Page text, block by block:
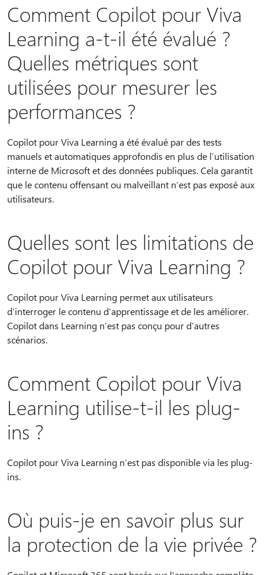
Comment Copilot pour Viva
Learning a-t-il été évalué ?
Quelles métriques sont
utilisées pour mesurer les
performances ?
Copilot pour Viva Learning a été évalué par des tests
manuels et automatiques approfondis en plus de l’utilisation
interne de Microsoft et des données publiques. Cela garantit
que le contenu offensant ou malveillant n’est pas exposé aux
utilisateurs.
Quelles sont les limitations de
Copilot pour Viva Learning ?
Copilot pour Viva Learning permet aux utilisateurs
d’interroger le contenu d’apprentissage et de les améliorer.
Copilot dans Learning n’est pas conçu pour d’autres
scénarios.
Comment Copilot pour Viva
Learning utilise-t-il les plug-
ins ?
Copilot pour Viva Learning n’est pas disponible via les plug-
ins.
Où puis-je en savoir plus sur
la protection de la vie privée ?